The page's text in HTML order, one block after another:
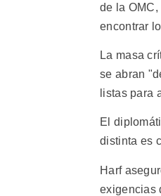
de la
encontrar
La masa
se abran
listas para
El
distinta es
Harf
exigencias